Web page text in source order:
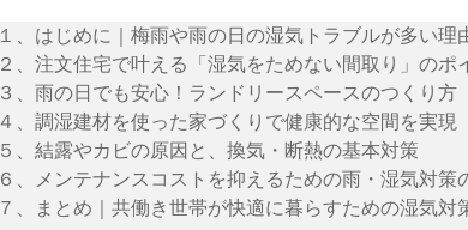
１、はじめに｜梅雨や雨の日の湿気トラブルが多い理
２、注文住宅で叶える「湿気をためない間取り」のポ
３、雨の日でも安心！ランドリースペースのつくり方
４、調湿建材を使った家づくりで健康的な空間を実現
５、結露やカビの原因と、換気・断熱の基本対策
６、メンテナンスコストを抑えるための雨・湿気対策
７、まとめ｜共働き世帯が快適に暮らすための湿気対